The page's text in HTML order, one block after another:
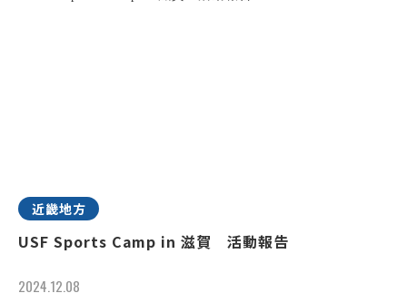
近畿地方
USF Sports Camp in 滋賀 活動報告
2024.12.08